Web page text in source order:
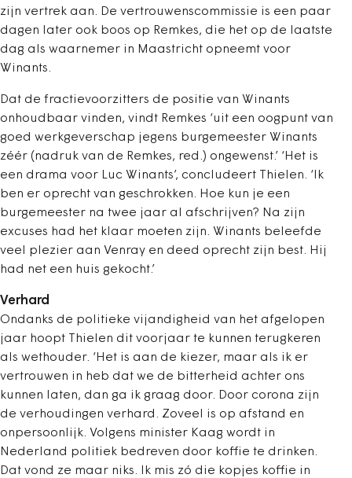
zijn vertrek aan. De vertrouwenscommissie is een paar
dagen later ook boos op Remkes, die het op de laatste
dag als waarnemer in Maastricht opneemt voor
Winants.
Dat de fractievoorzitters de positie van Winants
onhoudbaar vinden, vindt Remkes ‘uit een oogpunt van
goed werkgeverschap jegens burgemeester Winants
zéér (nadruk van de Remkes, red.) ongewenst.’ ‘Het is
een drama voor Luc Winants’, concludeert Thielen. ‘Ik
ben er oprecht van geschrokken. Hoe kun je een
burgemeester na twee jaar al afschrijven? Na zijn
excuses had het klaar moeten zijn. Winants beleefde
veel plezier aan Venray en deed oprecht zijn best. Hij
had net een huis gekocht.’
Verhard
Ondanks de politieke vijandigheid van het afgelopen
jaar hoopt Thielen dit voorjaar te kunnen terugkeren
als wethouder. ‘Het is aan de kiezer, maar als ik er
vertrouwen in heb dat we de bitterheid achter ons
kunnen laten, dan ga ik graag door. Door corona zijn
de verhoudingen verhard. Zoveel is op afstand en
onpersoonlijk. Volgens minister Kaag wordt in
Nederland politiek bedreven door koffie te drinken.
Dat vond ze maar niks. Ik mis zó die kopjes koffie in